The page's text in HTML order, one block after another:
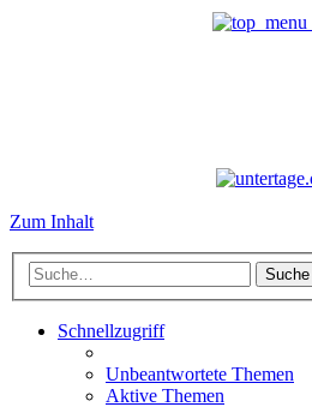
Zum Inhalt
Suche
Schnellzugriff
Unbeantwortete Themen
Aktive Themen